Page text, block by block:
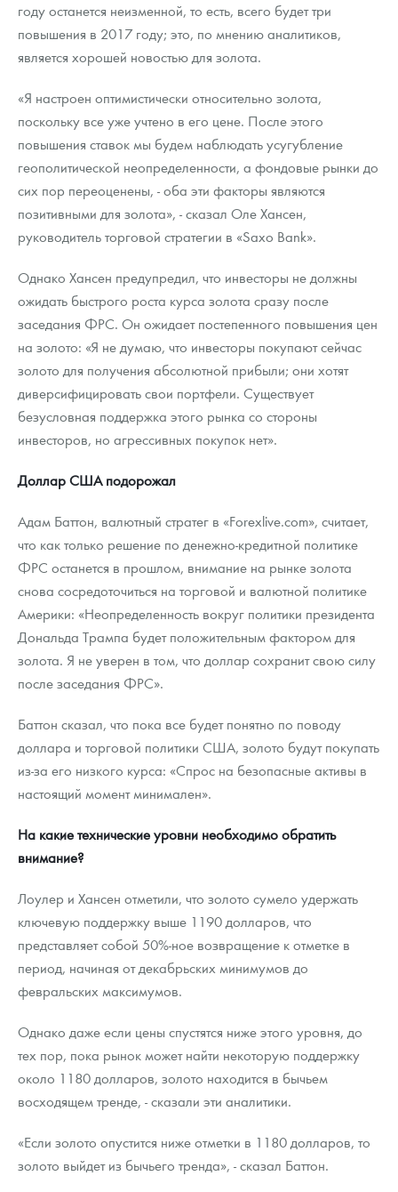
году останется неизменной, то есть, всего будет три
повышения в 2017 году; это, по мнению аналитиков,
является хорошей новостью для золота.
«Я настроен оптимистически относительно золота,
поскольку все уже учтено в его цене. После этого
повышения ставок мы будем наблюдать усугубление
геополитической неопределенности, а фондовые рынки до
сих пор переоценены, - оба эти факторы являются
позитивными для золота», - сказал Оле Хансен,
руководитель торговой стратегии в «Saxo Bank».
Однако Хансен предупредил, что инвесторы не должны
ожидать быстрого роста курса золота сразу после
заседания ФРС. Он ожидает постепенного повышения цен
на золото: «Я не думаю, что инвесторы покупают сейчас
золото для получения абсолютной прибыли; они хотят
диверсифицировать свои портфели. Существует
безусловная поддержка этого рынка со стороны
инвесторов, но агрессивных покупок нет».
Доллар США подорожал
Адам Баттон, валютный стратег в «Forexlive.com», считает,
что как только решение по денежно-кредитной политике
ФРС останется в прошлом, внимание на рынке золота
снова сосредоточиться на торговой и валютной политике
Америки: «Неопределенность вокруг политики президента
Дональда Трампа будет положительным фактором для
золота. Я не уверен в том, что доллар сохранит свою силу
после заседания ФРС».
Баттон сказал, что пока все будет понятно по поводу
доллара и торговой политики США, золото будут покупать
из-за его низкого курса: «Спрос на безопасные активы в
настоящий момент минимален».
На какие технические уровни необходимо обратить
внимание?
Лоулер и Хансен отметили, что золото сумело удержать
ключевую поддержку выше 1190 долларов, что
представляет собой 50%-ное возвращение к отметке в
период, начиная от декабрьских минимумов до
февральских максимумов.
Однако даже если цены спустятся ниже этого уровня, до
тех пор, пока рынок может найти некоторую поддержку
около 1180 долларов, золото находится в бычьем
восходящем тренде, - сказали эти аналитики.
«Если золото опустится ниже отметки в 1180 долларов, то
золото выйдет из бычьего тренда», - сказал Баттон.